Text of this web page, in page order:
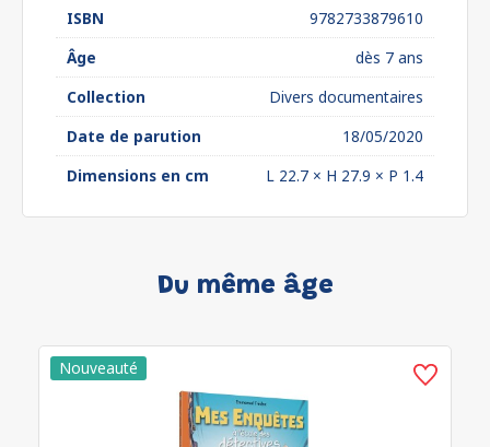
ISBN
9782733879610
Âge
dès 7 ans
Collection
Divers documentaires
Date de parution
18/05/2020
Dimensions en cm
L 22.7 × H 27.9 × P 1.4
Du même âge